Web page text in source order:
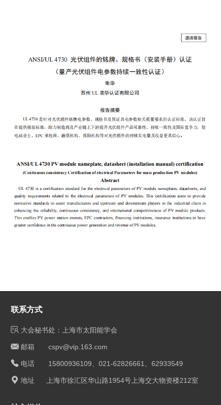
联系方式
大会秘书处：上海市太阳能学会
邮箱 cspv@vip.163.com
电话 15800936109、021-62826661、62933549
地址 上海市徐汇区华山路1954号上海交大物资楼212室